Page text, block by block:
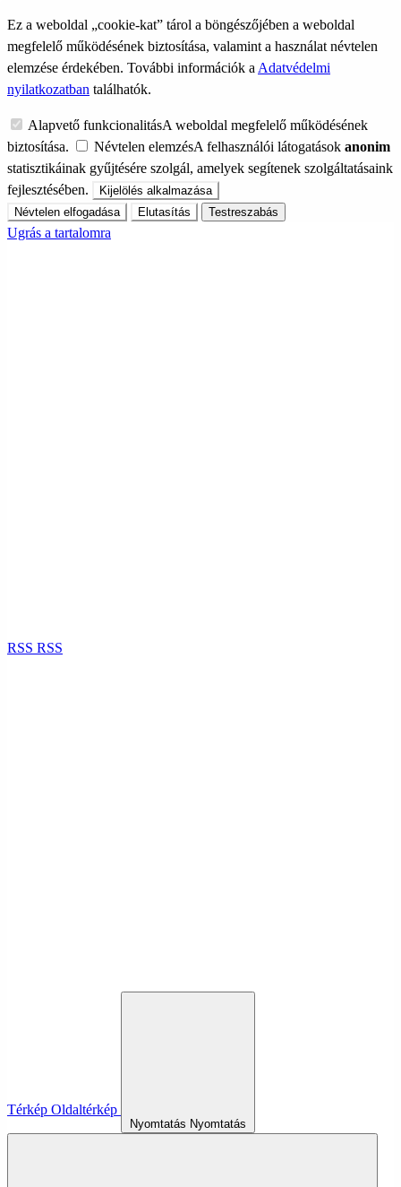
Ez a weboldal „cookie-kat” tárol a böngészőjében a weboldal
megfelelő működésének biztosítása, valamint a használat névtelen
elemzése érdekében. További információk a Adatvédelmi
nyilatkozatban találhatók.
Alapvető funkcionalitásA weboldal megfelelő működésének
biztosítása.
Névtelen elemzésA felhasználói látogatások anonim
statisztikáinak gyűjtésére szolgál, amelyek segítenek szolgáltatásaink
fejlesztésében.
Kijelölés alkalmazása
Névtelen elfogadása
Elutasítás Testreszabás
Ugrás a tartalomra
RSS RSS
Térkép Oldaltérkép
Nyomtatás Nyomtatás